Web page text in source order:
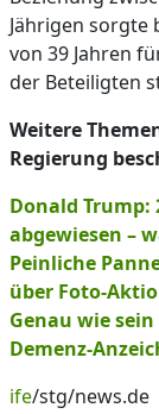
Jährigen sorgte
von 39 Jahren
der Beteiligten
Weitere
Regierung
Donald Trump:
abgewiesen –
Peinliche
über Foto-
Genau wie
Demenz-
ife/stg/news.de